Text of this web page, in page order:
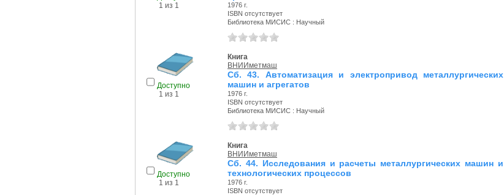
1 из 1
1976 г.
ISBN отсутствует
Библиотека МИСИС : Научный
Доступно
1 из 1
Книга
ВНИИметмаш
Сб. 43. Автоматизация и электропривод металлургических
машин и агрегатов
1976 г.
ISBN отсутствует
Библиотека МИСИС : Научный
Доступно
1 из 1
Книга
ВНИИметмаш
Сб. 44. Исследования и расчеты металлургических машин и
технологических процессов
1976 г.
ISBN отсутствует